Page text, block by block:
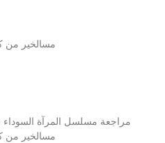
مسالخير من
مراجعة مسلسل المرآة
مسالخير من